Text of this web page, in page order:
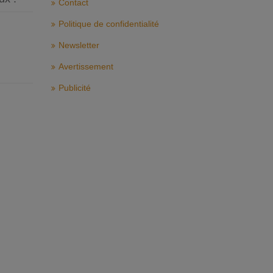
Contact
Politique de confidentialité
Newsletter
Avertissement
Publicité